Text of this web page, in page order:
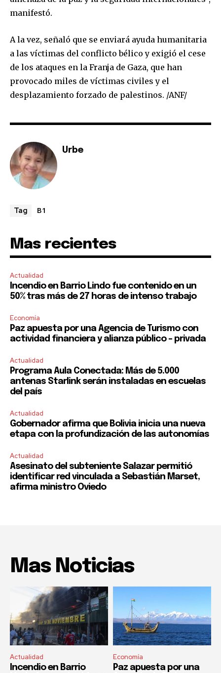
SUBSCRIBE
I've read and accept thePrivacy Policy.
manifestó.
A la vez, señaló que se enviará ayuda humanitaria
a las víctimas del conflicto bélico y exigió el cese
de los ataques en la Franja de Gaza, que han
provocado miles de víctimas civiles y el
desplazamiento forzado de palestinos. /ANF/
Urbe
Tag B1
Mas recientes
Actualidad
Incendio en Barrio Lindo fue contenido en un
50% tras más de 27 horas de intenso trabajo
Economía
Paz apuesta por una Agencia de Turismo con
actividad financiera y alianza público – privada
Actualidad
Programa Aula Conectada: Más de 5.000
antenas Starlink serán instaladas en escuelas
del país
Actualidad
Gobernador afirma que Bolivia inicia una nueva
etapa con la profundización de las autonomías
Actualidad
Asesinato del subteniente Salazar permitió
identificar red vinculada a Sebastián Marset,
afirma ministro Oviedo
Mas Noticias
Actualidad
Incendio en Barrio
Economía
Paz apuesta por una